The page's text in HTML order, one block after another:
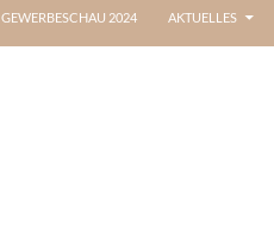
GEWERBESCHAU 2024 AKTUELLES